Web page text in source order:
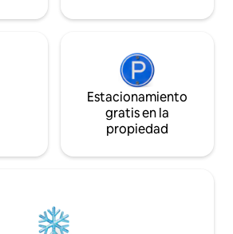
de las líneas roja y
del
pegatinas de
gratuitas en el
También
en caso de
Estacionamiento
gratis en la
propiedad